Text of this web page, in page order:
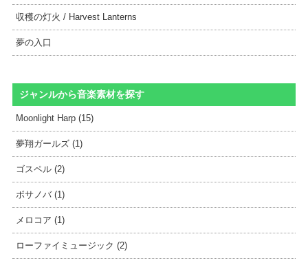
収穫の灯火 / Harvest Lanterns
夢の入口
ジャンルから音楽素材を探す
Moonlight Harp (15)
夢翔ガールズ (1)
ゴスペル (2)
ボサノバ (1)
メロコア (1)
ローファイミュージック (2)